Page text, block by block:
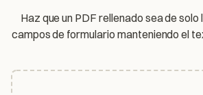
Haz que un PDF rellenado sea de
campos de formulario manteniendo el
de tu dispositivo.